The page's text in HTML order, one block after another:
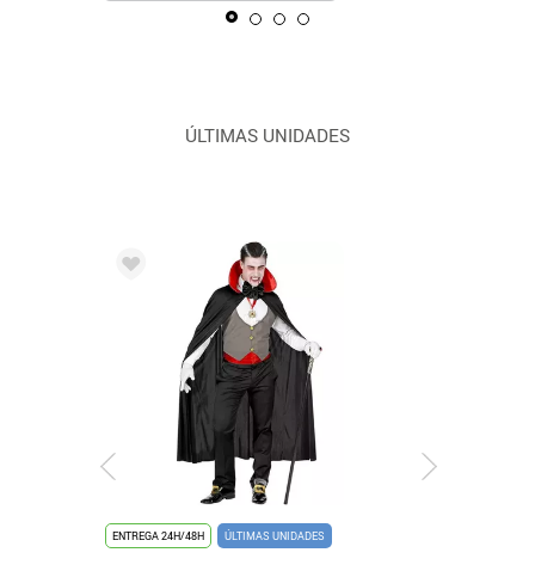
ÚLTIMAS UNIDADES
ENTREGA 24H/48H ÚLTIMAS UNIDADES